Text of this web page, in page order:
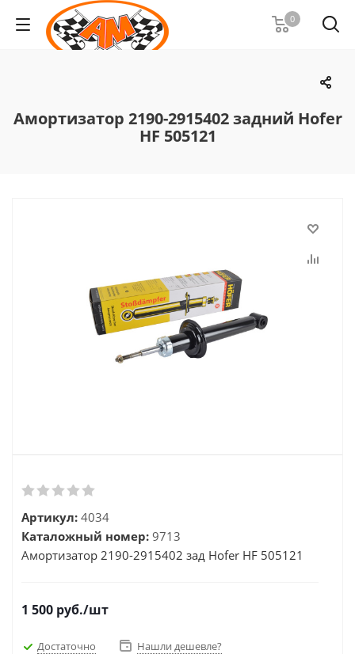
0
Амортизатор 2190-2915402 задний Hofer
HF 505121
Артикул: 4034
Каталожный номер: 9713
Амортизатор 2190-2915402 зад Hofer HF 505121
1 500 руб./шт
Достаточно Нашли дешевле?